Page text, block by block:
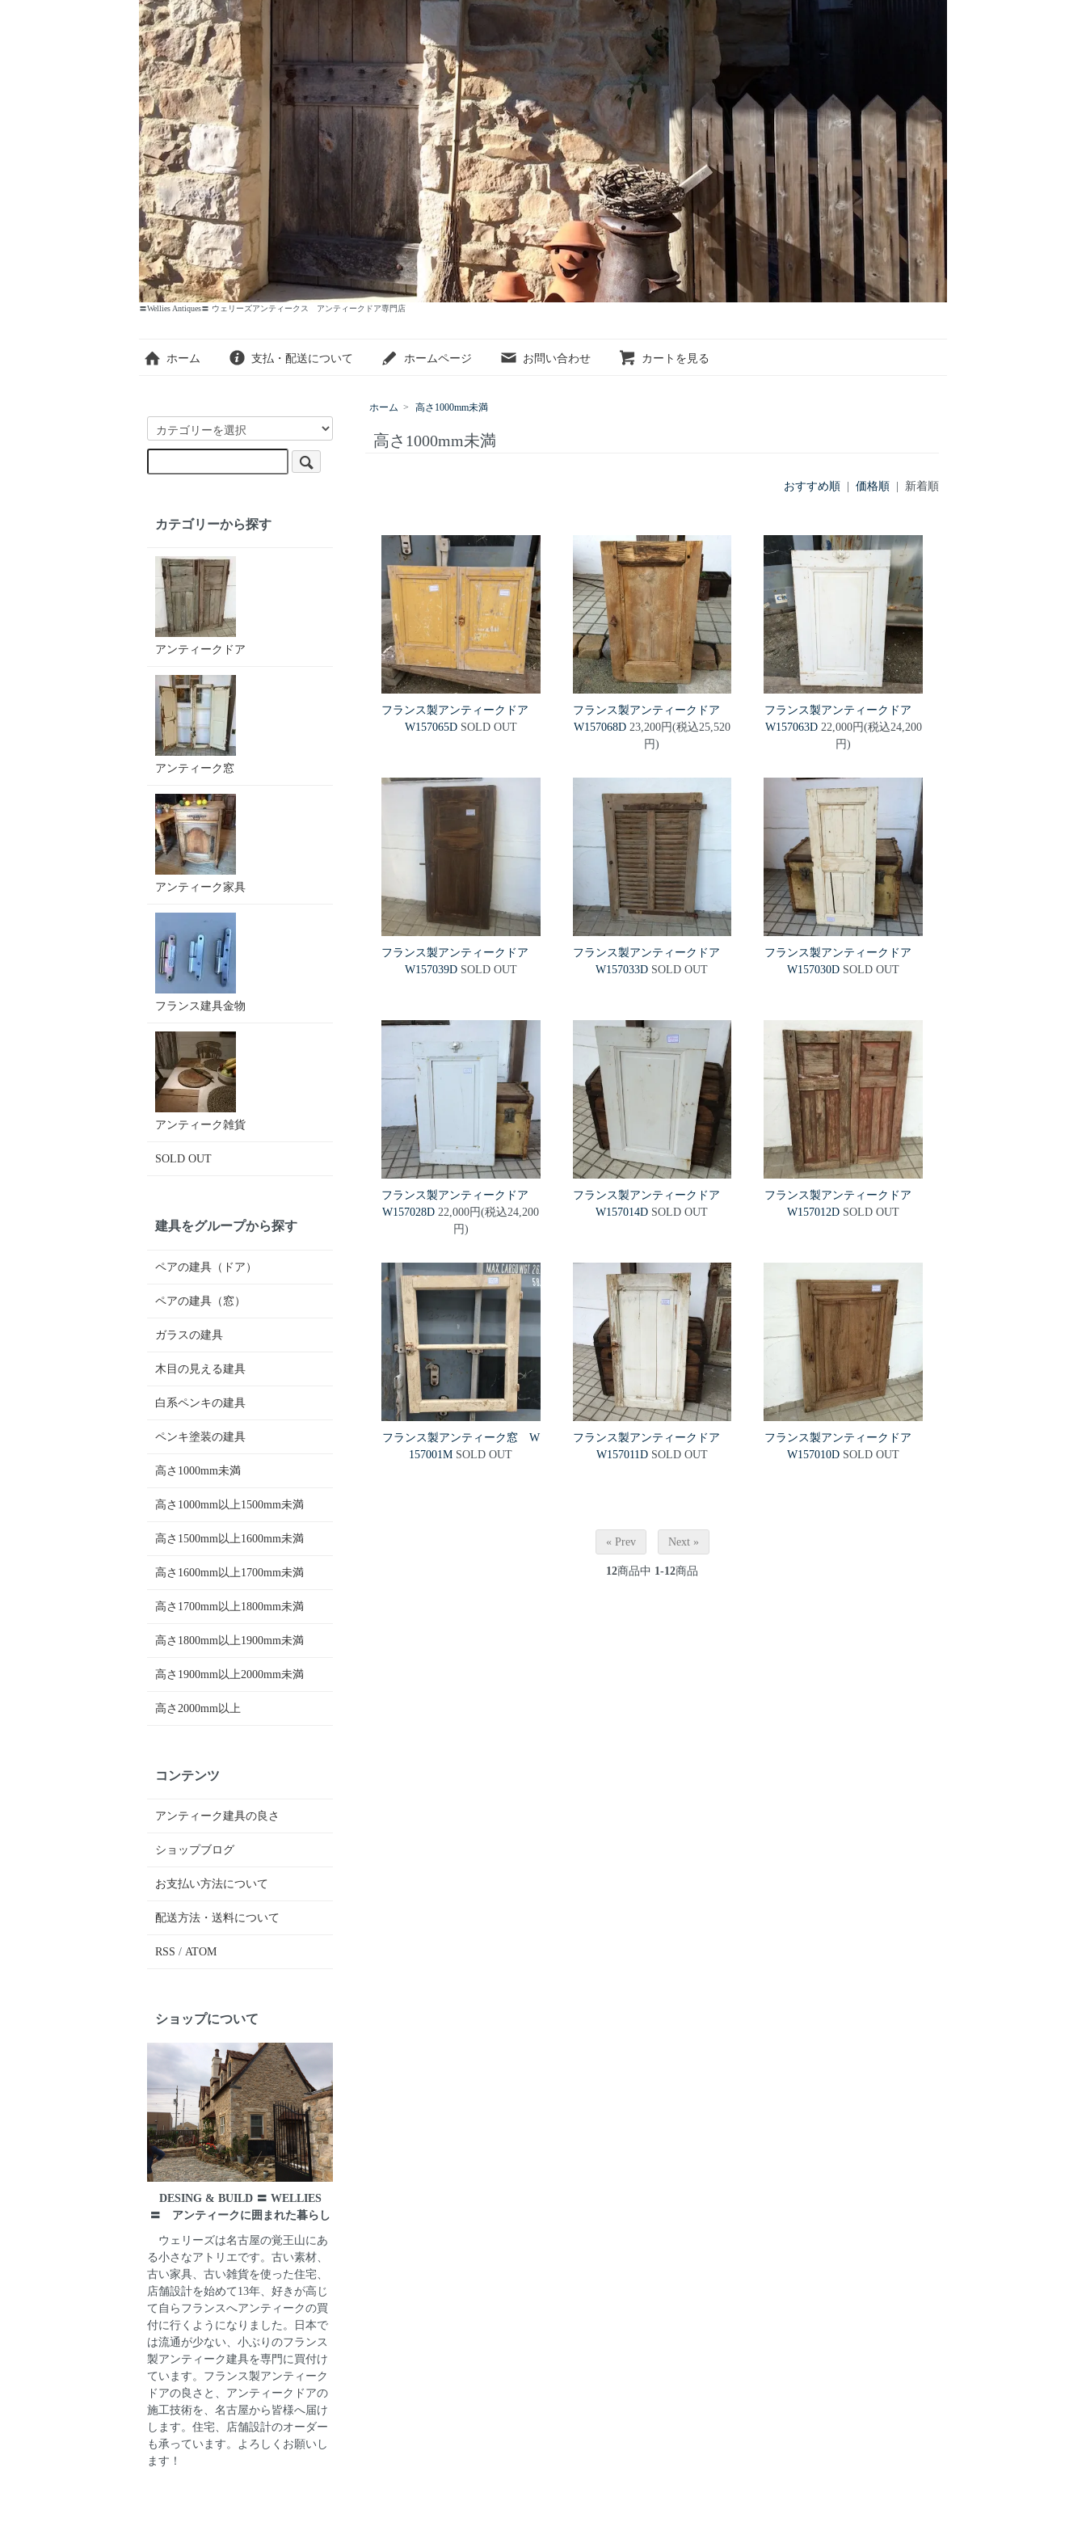
〓Wellies Antiques〓 ウェリーズアンティークス アンティークドア専門店
ホーム 支払・配送について ホームページ お問い合わせ カートを見る
ホーム > 高さ1000mm未満
高さ1000mm未満
おすすめ順 | 価格順 | 新着順
フランス製アンティークドア
W157065DSOLD OUT
フランス製アンティークドア
W157068D23,200円(税込25,520
円)
フランス製アンティークドア
W157063D22,000円(税込24,200
円)
フランス製アンティークドア
W157039DSOLD OUT
フランス製アンティークドア
W157033D SOLD OUT
フランス製アンティークドア
W157030D SOLD OUT
フランス製アンティークドア
W157028D 22,000円(税込24,200
円)
フランス製アンティークドア
W157014D SOLD OUT
フランス製アンティークドア
W157012D SOLD OUT
フランス製アンティーク窓 W
157001M SOLD OUT
フランス製アンティークドア
W157011DSOLD OUT
フランス製アンティークドア
W157010D SOLD OUT
« Prev Next »
12商品中 1-12商品
カテゴリーから探す
アンティークドア
アンティーク窓
アンティーク家具
フランス建具金物
アンティーク雑貨
SOLD OUT
建具をグループから探す
ペアの建具（ドア）
ペアの建具（窓）
ガラスの建具
木目の見える建具
白系ペンキの建具
ペンキ塗装の建具
高さ1000mm未満
高さ1000mm以上1500mm未満
高さ1500mm以上1600mm未満
高さ1600mm以上1700mm未満
高さ1700mm以上1800mm未満
高さ1800mm以上1900mm未満
高さ1900mm以上2000mm未満
高さ2000mm以上
コンテンツ
アンティーク建具の良さ
ショップブログ
お支払い方法について
配送方法・送料について
RSS / ATOM
ショップについて
DESING & BUILD 〓 WELLIES
〓 アンティークに囲まれた暮らし
ウェリーズは名古屋の覚王山にあ
る小さなアトリエです。古い素材、
古い家具、古い雑貨を使った住宅、
店舗設計を始めて13年、好きが高じ
て自らフランスへアンティークの買
付に行くようになりました。日本で
は流通が少ない、小ぶりのフランス
製アンティーク建具を専門に買付け
ています。フランス製アンティーク
ドアの良さと、アンティークドアの
施工技術を、名古屋から皆様へ届け
します。住宅、店舗設計のオーダー
も承っています。よろしくお願いし
ます！